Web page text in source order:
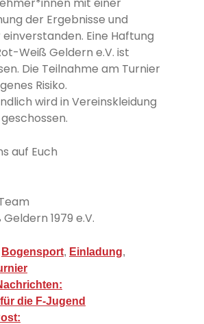
der Ergebnisse und
einverstanden. Eine Haftung
Weiß Geldern e.V. ist
Die Teilnahme am Turnier
Risiko.
wird in Vereinskleidung
auf Euch
Geldern 1979 e.V.
Bogensport, Einladung,
die F-Jugend